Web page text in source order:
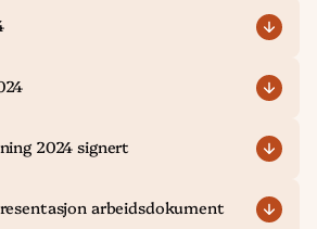
2024 signert
arbeidsdokument